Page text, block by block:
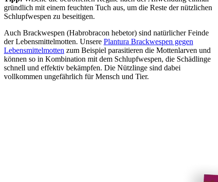
gründlich mit einem feuchten Tuch aus, um die Reste der nützlichen
Schlupfwespen zu beseitigen.
Auch Brackwespen (Habrobracon hebetor) sind natürlicher Feinde
der Lebensmittelmotten. Unsere Plantura Brackwespen gegen
Lebensmittelmotten zum Beispiel parasitieren die Mottenlarven und
können so in Kombination mit dem Schlupfwespen, die Schädlinge
schnell und effektiv bekämpfen. Die Nützlinge sind dabei
vollkommen ungefährlich für Mensch und Tier.